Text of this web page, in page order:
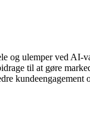
og ulemper ved
til at gøre
kundeengagement